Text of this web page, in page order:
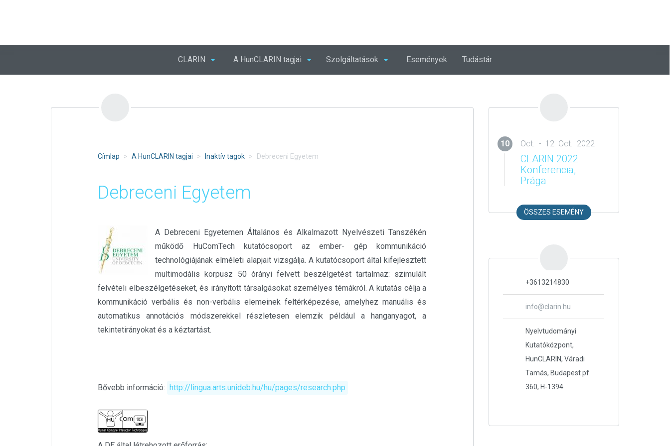
CLARIN A HunCLARIN tagjai Szolgáltatások Események Tudástár
KERESÉS
Címlap A HunCLARIN tagjai Inaktív tagok Debreceni Egyetem
Debreceni Egyetem
A Debreceni Egyetemen Általános és Alkalmazott Nyelvészeti Tanszékén
működő HuComTech kutatócsoport az ember- gép kommunikáció
technológiájának elméleti alapjait vizsgálja. A kutatócsoport által kifejlesztett
multimodális korpusz 50 órányi felvett beszélgetést tartalmaz: szimulált
felvételi elbeszélgetéseket, és irányított társalgásokat személyes témákról. A kutatás célja a
kommunikáció verbális és non-verbális elemeinek feltérképezése, amelyhez manuális és
automatikus annotációs módszerekkel részletesen elemzik például a hanganyagot, a
tekintetirányokat és a kéztartást.
Bővebb információ: http://lingua.arts.unideb.hu/hu/pages/research.php
10 Oct. - 12 Oct. 2022
CLARIN 2022
Konferencia,
Prága
ÖSSZES ESEMÉNY
+3613214830
info@clarin.hu
Nyelvtudományi
Kutatóközpont,
HunCLARIN, Váradi
Tamás, Budapest pf.
360, H-1394